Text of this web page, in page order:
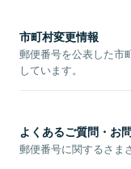
市町村変更情報
郵便番号を公表した市
しています。
よくあるご質問・お
郵便番号に関するさま